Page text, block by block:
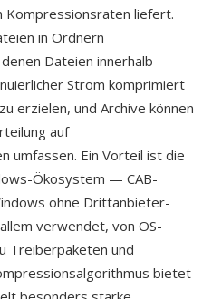
Kompressionsraten liefert.
in Ordnern
Dateien innerhalb
Strom komprimiert
erzielen, und Archive können
auf
umfassen. Ein Vorteil ist die
Ökosystem — CAB-
ohne Drittanbieter-
verwendet, von OS-
Treiberpaketen und
bietet